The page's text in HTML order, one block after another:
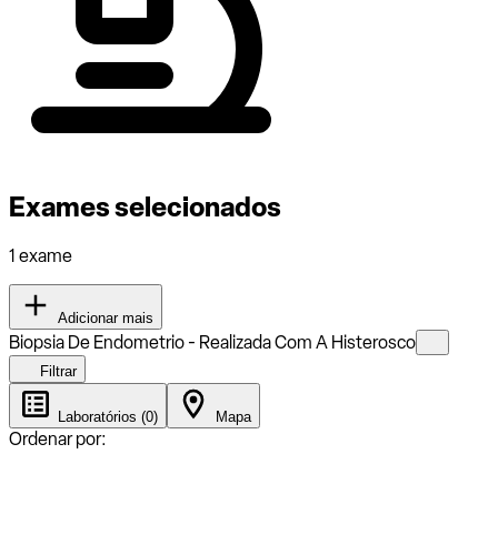
Exames selecionados
1 exame
Adicionar mais
Biopsia De Endometrio - Realizada Com A Histerosco
Filtrar
Laboratórios (0) Mapa
Ordenar por: